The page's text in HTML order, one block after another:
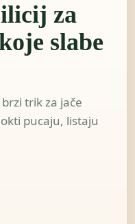
za
slabe
trik za jače
pucaju, listaju